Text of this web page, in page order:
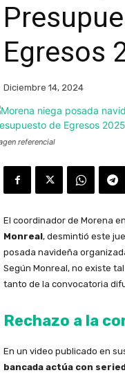
Egresos
Diciembre 14, 2024
referencial
El coordinador de Morena
Monreal, desmintió este
posada navideña
Según Monreal, no existe
tanto de la convocatoria
Rechazo a la
En un video publicado en
bancada actúa con